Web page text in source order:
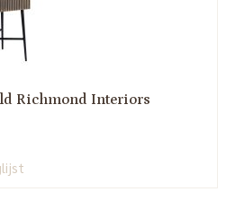
Richmond Interiors